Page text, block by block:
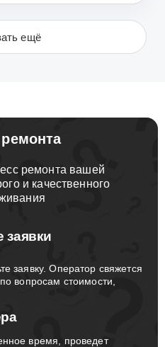
ещё
ремонта вашей
и качественного
заявку. Оператор свяжется
вопросам стоимости,
время, проведет